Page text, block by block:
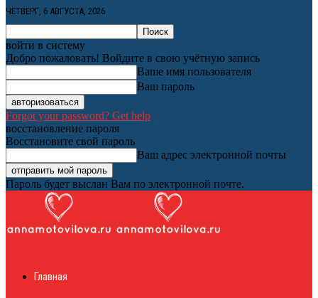
ЧЕТВЕРГ, 6 АВГУСТА, 2026
войти в систему
Добро пожаловать! Войдите в свою учётную запись
Ваше имя пользователя
Ваш пароль
Forgot your password? Get help
восстановление пароля
Восстановите свой пароль
Ваш адрес электронной почты
Пароль будет выслан Вам по электронной почте.
журналГлавная